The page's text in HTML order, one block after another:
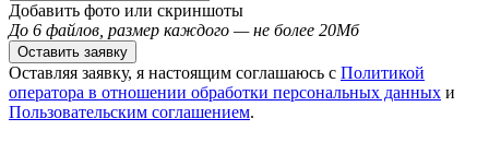
Добавить фото или скриншоты
До 6 файлов, размер каждого — не более 20Мб
Оставить заявку
Оставляя заявку, я настоящим соглашаюсь с Политикой
оператора в отношении обработки персональных данных и
Пользовательским соглашением.